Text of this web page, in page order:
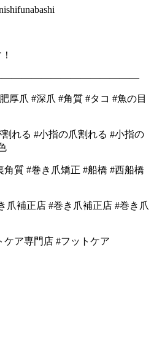
厚爪 #深爪 #角質 #タコ #魚の目
れる #小指の爪割れる #小指の
質 #巻き爪矯正 #船橋 #西船橋
補正店 #巻き爪補正店 #巻き爪
ケア専門店 #フットケア